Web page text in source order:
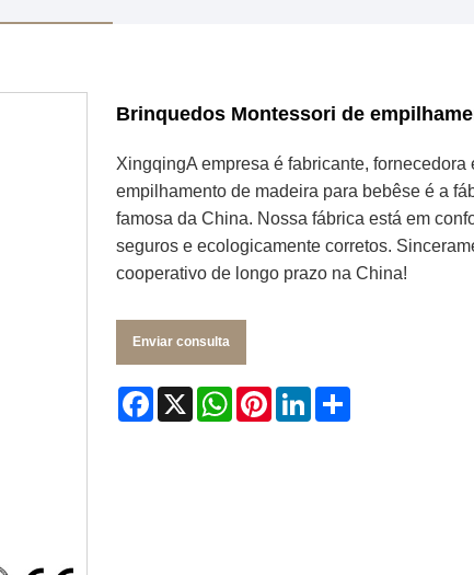
Brinquedos Montessori de
XingqingA empresa é fabricante, fornecedora
empilhamento de madeira para bebêse é a
famosa da China. Nossa fábrica está em
seguros e ecologicamente corretos.
cooperativo de longo prazo na China!
Enviar consulta
Facebook
X WhatsApp
PinterestLinkedIn